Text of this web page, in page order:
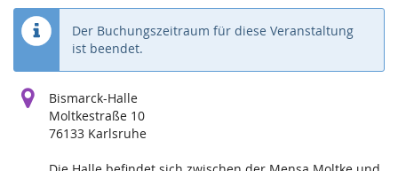
Der Buchungszeitraum für diese Veranstaltung
ist beendet.
Bismarck-Halle
Moltkestraße 10
76133 Karlsruhe